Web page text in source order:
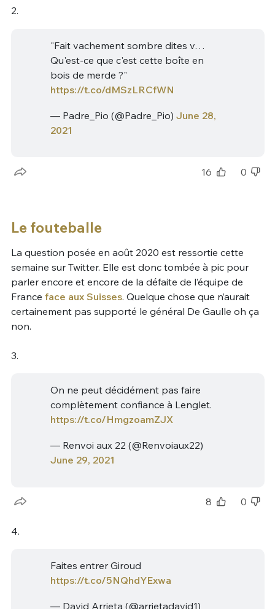
2.
"Fait vachement sombre dites v…
Qu'est-ce que c'est cette boîte en
bois de merde ?"
https://t.co/dMSzLRCfWN
— Padre_Pio (@Padre_Pio) June 28,
2021
16 0
Le fouteballe
La question posée en août 2020 est ressortie cette
semaine sur Twitter. Elle est donc tombée à pic pour
parler encore et encore de la défaite de l’équipe de
France face aux Suisses. Quelque chose que n’aurait
certainement pas supporté le général De Gaulle oh ça
non.
3.
On ne peut décidément pas faire
complètement confiance à Lenglet.
https://t.co/HmgzoamZJX
— Renvoi aux 22 (@Renvoiaux22)
June 29, 2021
8 0
4.
Faites entrer Giroud
https://t.co/5NQhdYExwa
— David Arrieta (@arrietadavid1)